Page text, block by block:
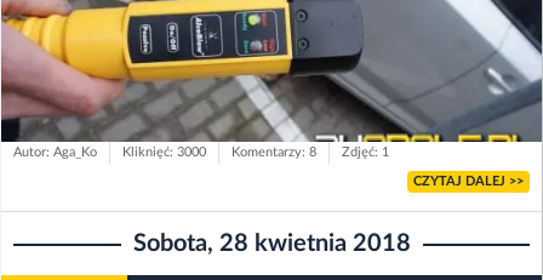
Autor: Aga_Ko Kliknięć: 3000 Komentarzy: 8 Zdjęć: 1
CZYTAJ DALEJ >>
Sobota, 28 kwietnia 2018